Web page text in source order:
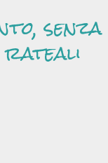
senza
rateali